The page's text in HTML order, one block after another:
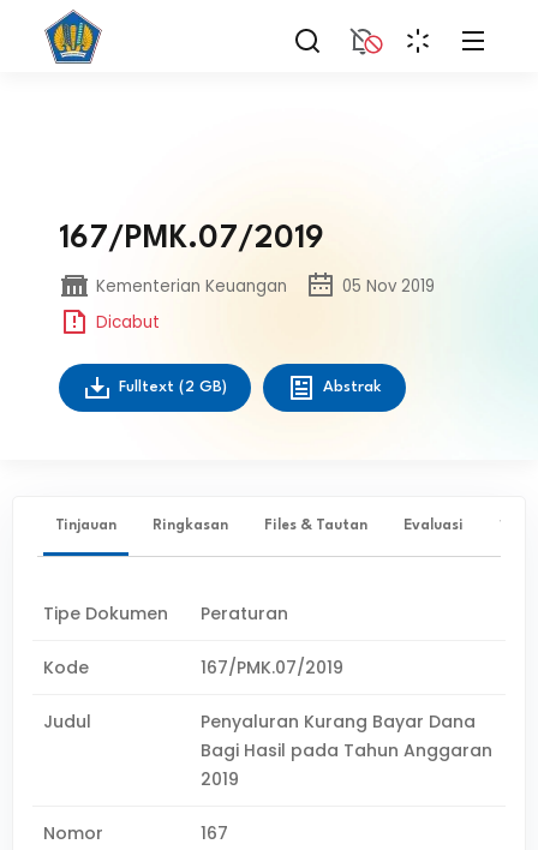
167/PMK.07/2019
Kementerian Keuangan
05 Nov 2019
Dicabut
Fulltext (2 GB) Abstrak
Tinjauan Ringkasan Files & Tautan Evaluasi ✨
Tipe Dokumen Peraturan
Kode 167/PMK.07/2019
Judul
Penyaluran Kurang Bayar Dana
Bagi Hasil pada Tahun Anggaran
2019
Nomor 167